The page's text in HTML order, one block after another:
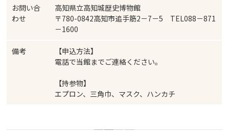
お問い合
わせ
高知県立高知城歴史博物館
〒780-0842高知市追手筋2－7－5 TEL088－871
－1600
備考
【申込方法】
電話で当館までご連絡ください。
【持参物】
エプロン、三角巾、マスク、ハンカチ